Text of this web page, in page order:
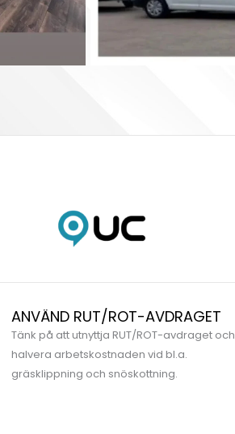
ANVÄND RUT/ROT-AVDRAGET
Tänk på att utnyttja RUT/ROT-avdraget och
halvera arbetskostnaden vid bl.a.
gräsklippning och snöskottning.